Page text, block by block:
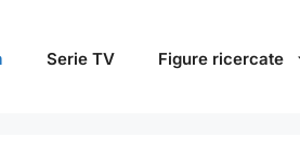
Serie TV Figure ricercate